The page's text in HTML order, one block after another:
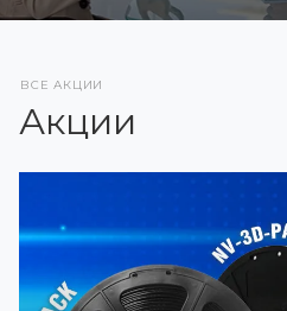
ВСЕ АКЦИИ
Акции